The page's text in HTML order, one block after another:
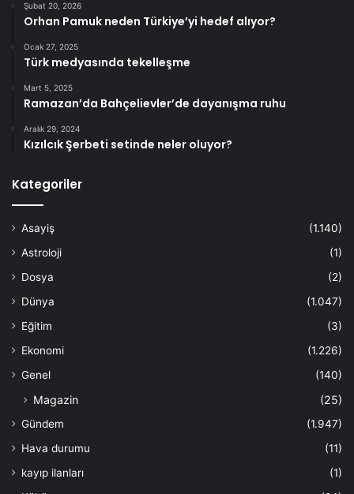
Şubat 20, 2026
Orhan Pamuk neden Türkiye’yi hedef alıyor?
Ocak 27, 2025
Türk medyasında tekelleşme
Mart 5, 2025
Ramazan’da Bahçelievler’de dayanışma ruhu
Aralık 29, 2024
Kızılcık Şerbeti setinde neler oluyor?
Kategoriler
Asayiş
(1.140)
Astroloji
(1)
Dosya
(2)
Dünya
(1.047)
Eğitim
(3)
Ekonomi
(1.226)
Genel
(140)
Magazin (25)
Gündem
(1.947)
Hava durumu
(11)
kayıp ilanları
(1)